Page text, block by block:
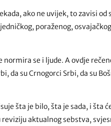
ako ne uvijek, to zavisi od
poraženog,
se i ljude. A ovdje
da su Crnogorci Srbi, da su
šta je bilo, šta je sada, i šta
aktualnog sebstva,